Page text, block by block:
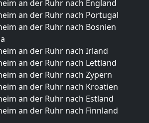
an der Ruhr nach England
an der Ruhr nach Portugal
an der Ruhr nach Bosnien
an der Ruhr nach Irland
an der Ruhr nach Lettland
an der Ruhr nach Zypern
an der Ruhr nach Kroatien
an der Ruhr nach Estland
an der Ruhr nach Finnland